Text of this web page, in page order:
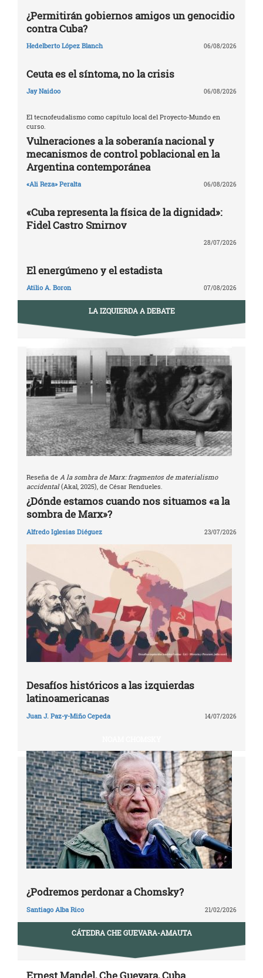
¿Permitirán gobiernos amigos un genocidio
contra Cuba?
Hedelberto López Blanch 06/08/2026
Ceuta es el síntoma, no la crisis
Jay Naidoo 06/08/2026
El tecnofeudalismo como capítulo local del Proyecto-Mundo en
curso.
Vulneraciones a la soberanía nacional y
mecanismos de control poblacional en la
Argentina contemporánea
«Ali Reza» Peralta 06/08/2026
«Cuba representa la física de la dignidad»:
Fidel Castro Smirnov
28/07/2026
El energúmeno y el estadista
Atilio A. Boron 07/08/2026
LA IZQUIERDA A DEBATE
Reseña de A la sombra de Marx: fragmentos de materialismo
accidental(Akal, 2025), de César Rendueles.
¿Dónde estamos cuando nos situamos «a la
sombra de Marx»?
Alfredo Iglesias Diéguez 23/07/2026
Desafíos históricos a las izquierdas
latinoamericanas
Juan J. Paz-y-Miño Cepeda 14/07/2026
¿Podremos perdonar a Chomsky?
Santiago Alba Rico 21/02/2026
CÁTEDRA CHE GUEVARA-AMAUTA